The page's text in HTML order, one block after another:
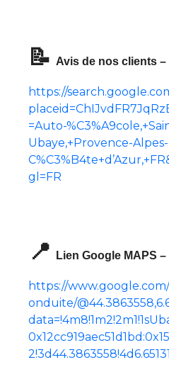
📝 Avis de nos clients
https://
=Auto-
Ubaye,+Provence-Alpes-
gl=FR
📍 Lien Google MAPS
https://
onduite/